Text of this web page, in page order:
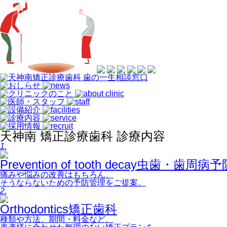
天神南 矯正診療歯科 診療内容
1.
Prevention of tooth decay虫歯・歯周病予
痛みや悩みの改善はもちろん、
そうならないための予防管理をご提案。
2.
Orthodontics矯正歯科
種類や方法、期間・料金など、